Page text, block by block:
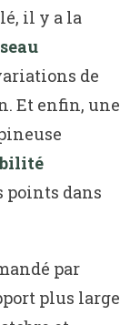
il y a la
de
Et enfin, une
points dans
par
plus large